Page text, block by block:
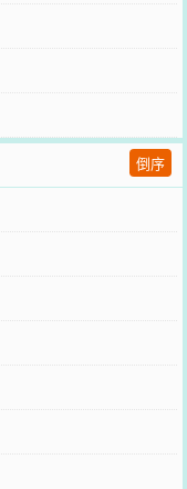
倒序